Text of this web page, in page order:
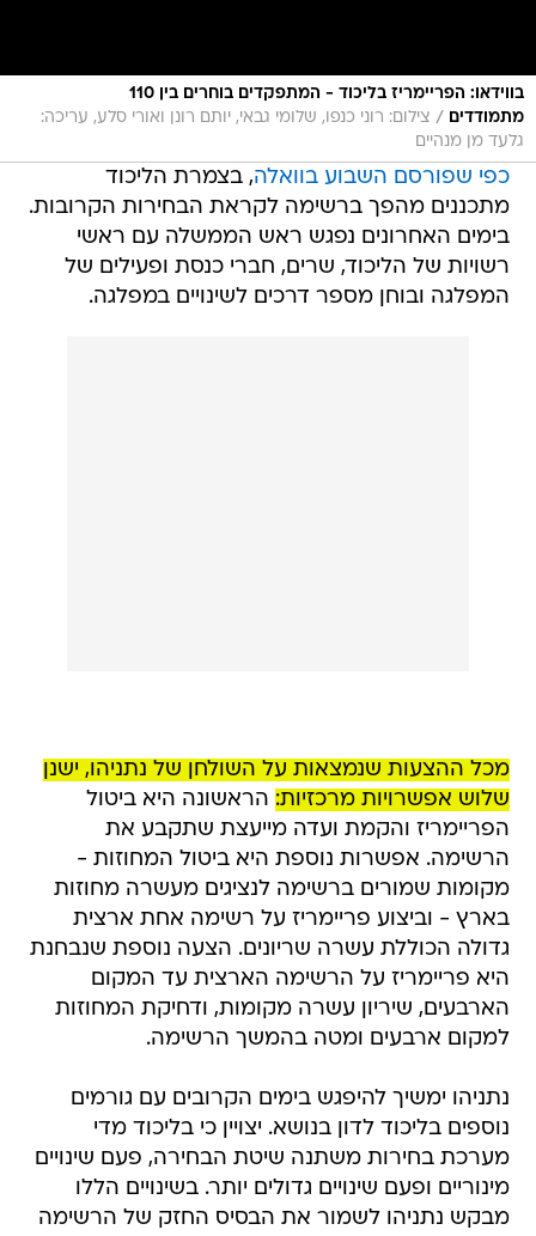
בווידאו: הפריימריז בליכוד - המתפקדים בוחרים בין 110
מתמודדים
/ צילום: רוני כנפו, שלומי גבאי, יותם רונן ואורי סלע, עריכה:
גלעד מן מנהיים
כפי שפורסם השבוע בוואלה, בצמרת הליכוד
מתכננים מהפך ברשימה לקראת הבחירות הקרובות.
בימים האחרונים נפגש ראש הממשלה עם ראשי
רשויות של הליכוד, שרים, חברי כנסת ופעילים של
המפלגה ובוחן מספר דרכים לשינויים במפלגה.
מכל ההצעות שנמצאות על השולחן של נתניהו, ישנן
שלוש אפשרויות מרכזיות: הראשונה היא ביטול
הפריימריז והקמת ועדה מייעצת שתקבע את
הרשימה. אפשרות נוספת היא ביטול המחוזות -
מקומות שמורים ברשימה לנציגים מעשרה מחוזות
בארץ - וביצוע פריימריז על רשימה אחת ארצית
גדולה הכוללת עשרה שריונים. הצעה נוספת שנבחנת
היא פריימריז על הרשימה הארצית עד המקום
הארבעים, שיריון עשרה מקומות, ודחיקת המחוזות
למקום ארבעים ומטה בהמשך הרשימה.
נתניהו ימשיך להיפגש בימים הקרובים עם גורמים
נוספים בליכוד לדון בנושא. יצויין כי בליכוד מדי
מערכת בחירות משתנה שיטת הבחירה, פעם שינויים
מינוריים ופעם שינויים גדולים יותר. בשינויים הללו
מבקש נתניהו לשמור את הבסיס החזק של הרשימה